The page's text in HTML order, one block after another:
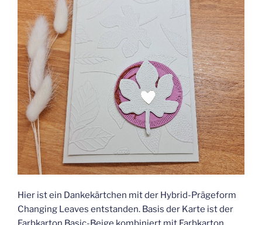
Hier ist ein Dankekärtchen mit der Hybrid-Prägeform
Changing Leaves entstanden. Basis der Karte ist der